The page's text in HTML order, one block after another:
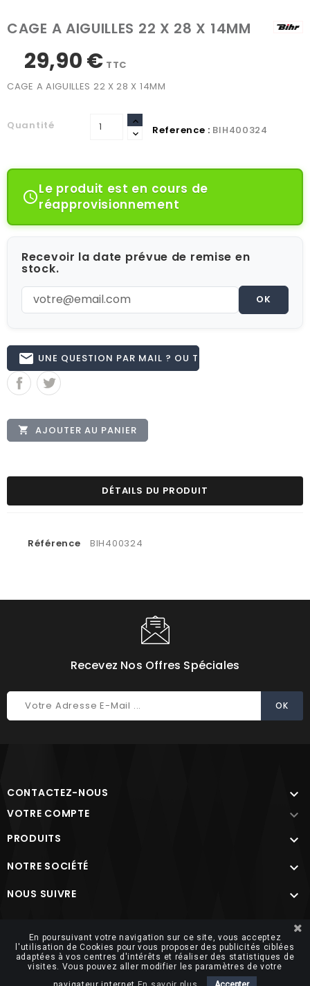
CAGE A AIGUILLES 22 X 28 X 14MM
29,90 € TTC
CAGE A AIGUILLES 22 X 28 X 14MM
Quantité Reference : BIH400324
Le produit est en cours de
réapprovisionnement
Recevoir la date prévue de remise en
stock.
OK
email UNE QUESTION PAR MAIL ? OU TÉL 02.51.62.16.59
 AJOUTER AU PANIER
DÉTAILS DU PRODUIT
Référence BIH400324
Recevez Nos Offres Spéciales
CONTACTEZ-NOUS 
VOTRE COMPTE 
PRODUITS 
NOTRE SOCIÉTÉ 
NOUS SUIVRE 
En poursuivant votre navigation sur ce site, vous acceptez
l'utilisation de Cookies pour vous proposer des publicités ciblées
adaptées à vos centres d'intérêts et réaliser des statistiques de
visites. Vous pouvez aller modifier les paramètres de votre